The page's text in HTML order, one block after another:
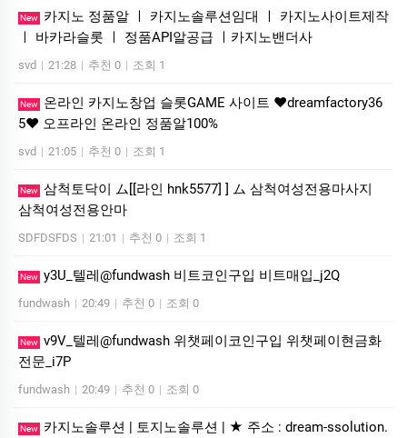
New
카지노 정품알 ㅣ 카지노솔루션임대 ㅣ 카지노사이트제작
ㅣ 바카라슬롯 ㅣ 정품API알공급 ㅣ카지노밴더사
svd | 21:28 | 추천 0 | 조회 1
New
온라인 카지노창업 슬롯GAME 사이트 ❤dreamfactory36
5❤ 오프라인 온라인 정품알100%
svd | 21:05 | 추천 0 | 조회 1
New 삼척토닥이 ム[[라인 hnk5577] ] ム 삼척여성전용마사지
삼척여성전용안마
SDFDSFDS | 21:01 | 추천 0 | 조회 1
New y3U_텔레@fundwash 비트코인구입 비트매입_j2Q
fundwash | 20:49 | 추천 0 | 조회 0
New v9V_텔레@fundwash 위챗페이코인구입 위챗페이현금화
전문_i7P
fundwash | 20:49 | 추천 0 | 조회 0
New
카지노솔루션 | 토지노솔루션 | ★ 주소 : dream-ssolution.